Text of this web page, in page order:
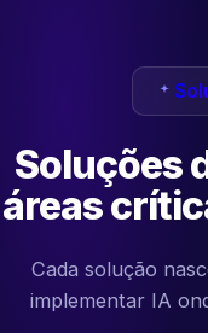
Soluções
áreas
Cada solução
implementar IA